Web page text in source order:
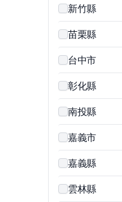
新竹縣
苗栗縣
台中市
彰化縣
南投縣
嘉義市
嘉義縣
雲林縣